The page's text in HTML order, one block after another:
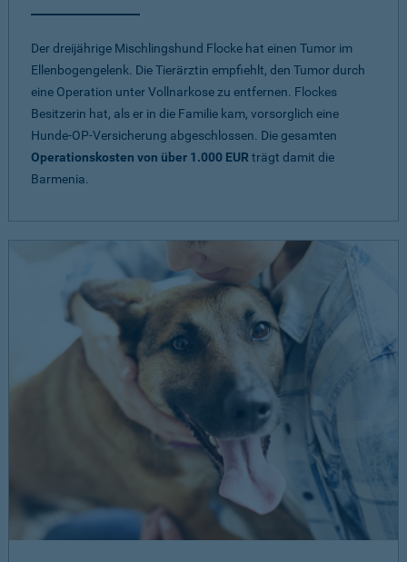
Der dreijährige Mischlingshund Flocke hat einen Tumor im
Ellenbogengelenk. Die Tierärztin empfiehlt, den Tumor durch
eine Operation unter Vollnarkose zu entfernen. Flockes
Besitzerin hat, als er in die Familie kam, vorsorglich eine
Hunde-OP-Versicherung abgeschlossen. Die gesamten
Operationskosten von über 1.000 EUR trägt damit die
Barmenia.